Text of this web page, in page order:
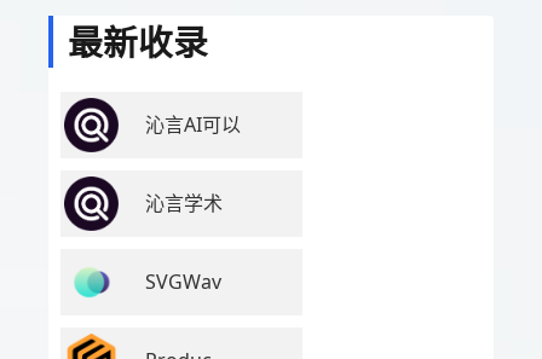
最新收录
沁言AI可以
沁言学术
SVGWav